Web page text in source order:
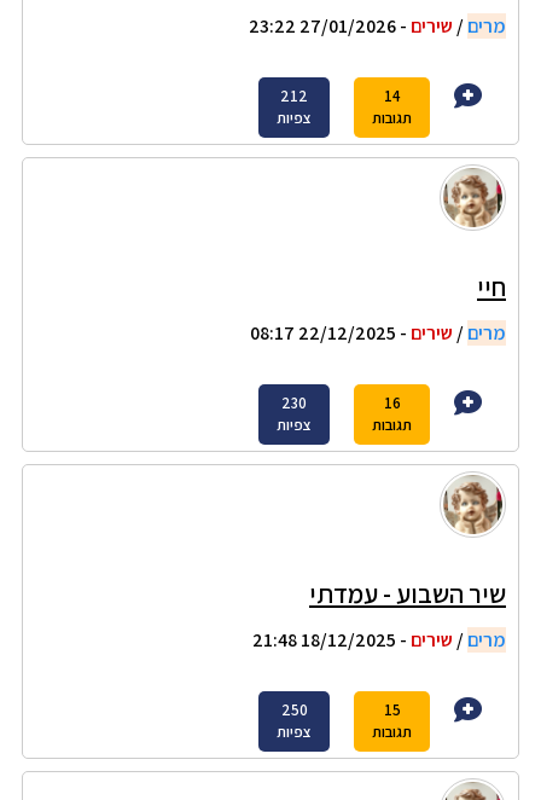
מרים/ שירים - 27/01/2026 23:22
14
תגובות
212
צפיות
חיי
מרים/ שירים - 22/12/2025 08:17
16
תגובות
230
צפיות
שיר השבוע - עמדתי
מרים/ שירים - 18/12/2025 21:48
15
תגובות
250
צפיות